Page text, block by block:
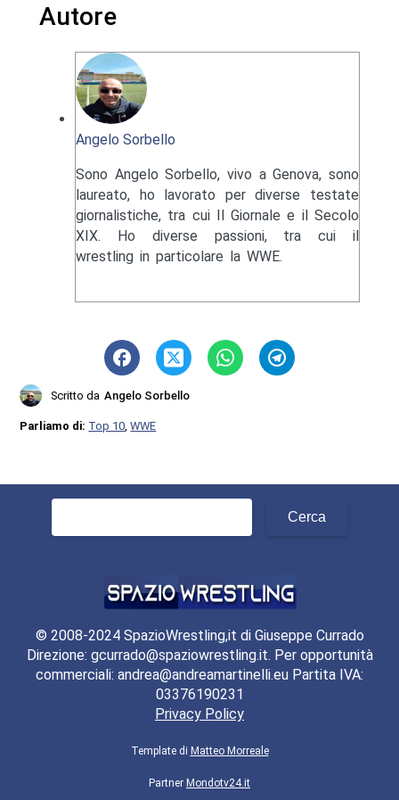
Autore
Angelo Sorbello
Sono Angelo Sorbello, vivo a Genova, sono
laureato, ho lavorato per diverse testate
giornalistiche, tra cui Il Giornale e il Secolo
XIX. Ho diverse passioni, tra cui il
wrestling in particolare la WWE.
Scritto da Angelo Sorbello
Parliamo di: Top 10 ,WWE
© 2008-2024 SpazioWrestling,it di Giuseppe Currado
Direzione: gcurrado@spaziowrestling.it. Per opportunità
commerciali: andrea@andreamartinelli.eu Partita IVA:
03376190231
Privacy Policy
Template di Matteo Morreale
Partner Mondotv24.it